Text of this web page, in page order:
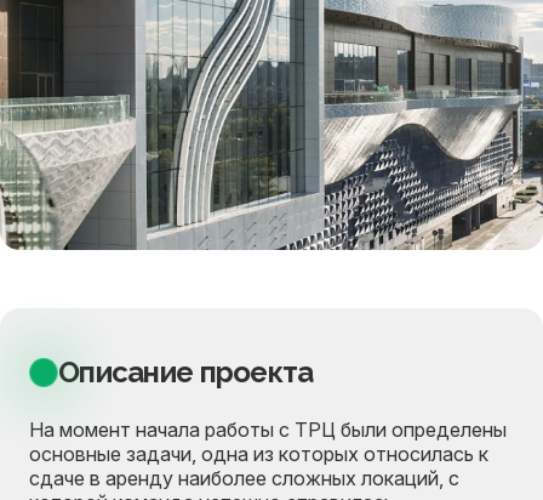
Описание проекта
На момент начала работы с ТРЦ были определены
основные задачи, одна из которых относилась к
сдаче в аренду наиболее сложных локаций, с